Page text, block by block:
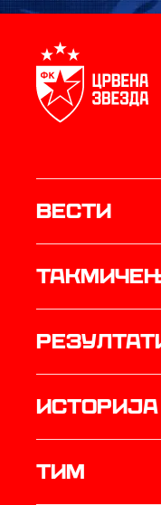
Вести
историја
ТИМ